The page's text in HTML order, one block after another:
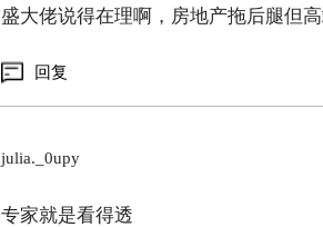
盛大佬说得在理啊，房地产拖后腿但
回复
julia._0upy
专家就是看得透